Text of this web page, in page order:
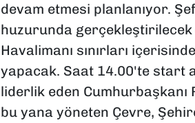
devam etmesi planlanıyor.
huzurunda
Havalimanı sınırları
yapacak. Saat 14.00'te start
liderlik eden Cumhurbaşkanı
bu yana yöneten Çevre,